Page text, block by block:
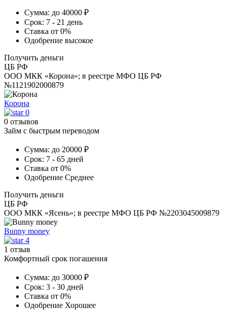
Сумма: до 40000 ₽
Срок: 7 - 21 день
Ставка от 0%
Одобрение высокое
Получить деньги
ЦБ РФ
ООО МКК «Корона»; в реестре МФО ЦБ РФ
№1121902000879
Корона
0
0 отзывов
Займ с быстрым переводом
Сумма: до 20000 ₽
Срок: 7 - 65 дней
Ставка от 0%
Одобрение Среднее
Получить деньги
ЦБ РФ
ООО МКК «Ясень»; в реестре МФО ЦБ РФ №2203045009879
Bunny money
4
1 отзыв
Комфортный срок погашения
Сумма: до 30000 ₽
Срок: 3 - 30 дней
Ставка от 0%
Одобрение Хорошее